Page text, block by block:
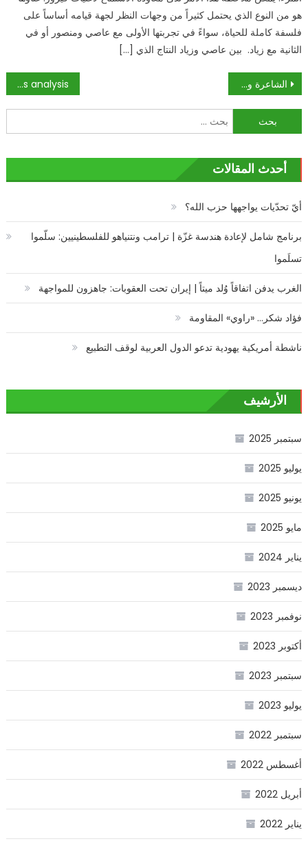
هو من النوع الذي يحتمل كثيراً من وجهات النظر لجهة قيامه أساساً على
فلسفة كاملة للحياة، سواءً في تجربتها الأولى مع عاصي ومنصور أو في
الثانية مع زياد. بين عاصي وزياد النتاج الذي […]
تصفّح
المقالات
World politics analysis الشاعرة والإعلامية العراقية امنة عبد العزيز
البحث
عن:
أحدث المقالات
أيّ تحدّيات يواجهها حزب الله؟
برنامج شامل لإعادة هندسة غزّة | ترامب ونتنياهو للفلسطينيين: سلّموا
تسلَموا
الغرب يدفن اتفاقاً وُلد ميتاً | إيران تحت العقوبات: جاهزون للمواجهة
فؤاد شكر… «راوي» المقاومة
ناشطة أمريكية يهودية تدعو الدول العربية لوقف التطبيع
الأرشيف
سبتمبر 2025
يوليو 2025
يونيو 2025
مايو 2025
يناير 2024
ديسمبر 2023
نوفمبر 2023
أكتوبر 2023
سبتمبر 2023
يوليو 2023
سبتمبر 2022
أغسطس 2022
أبريل 2022
يناير 2022